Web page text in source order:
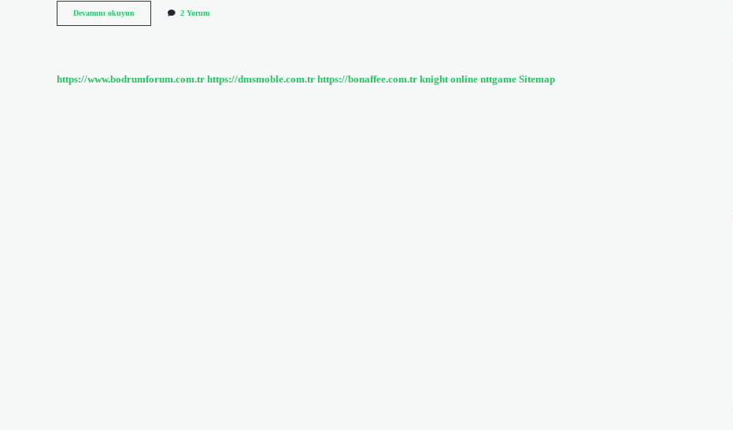
Devamını okuyun
ne
2 Yorum
https://www.bodrumforum.com.tr https://dmsmoble.com.tr https://bonaffee.com.tr knight online nttgame Sitemap